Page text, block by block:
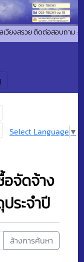
วียงสรวย ติดต่อสอบถาม :
Select Language ▼
จัดจ้าง
ระจำปี
ล้างการค้นหา